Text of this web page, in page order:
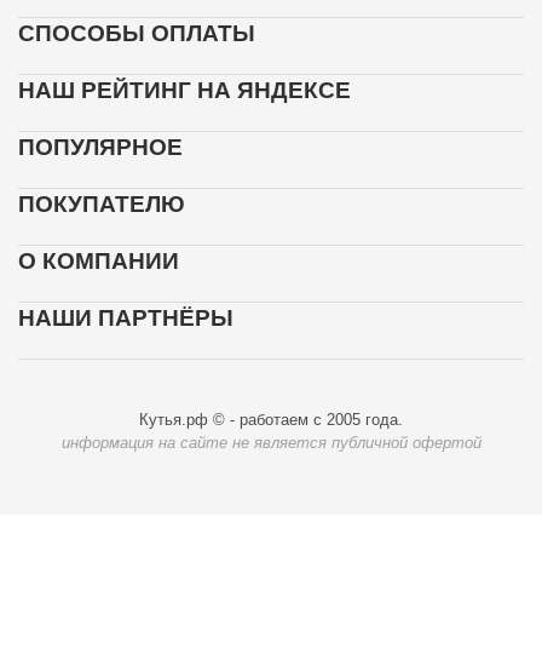
СПОСОБЫ ОПЛАТЫ
НАШ РЕЙТИНГ НА ЯНДЕКСЕ
ПОПУЛЯРНОЕ
ПОКУПАТЕЛЮ
О КОМПАНИИ
НАШИ ПАРТНЁРЫ
Кутья.рф © - работаем с 2005 года.
информация на сайте не является публичной офертой